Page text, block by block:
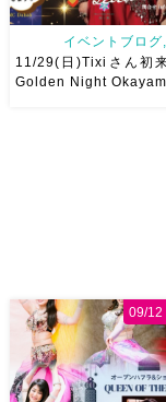
Show 】 Guest
イベントブロ
11/29(日)Tixiさん初
Golden Night
09/12